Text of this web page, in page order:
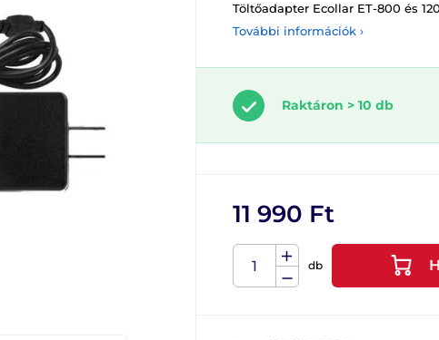
Töltőadapter Ecollar ET-800 és
További információk ›
Raktáron > 10 db
11 990 Ft
db